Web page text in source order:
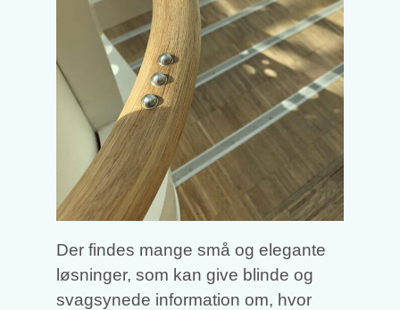
Der findes mange små og elegante
løsninger, som kan give blinde og
svagsynede information om, hvor